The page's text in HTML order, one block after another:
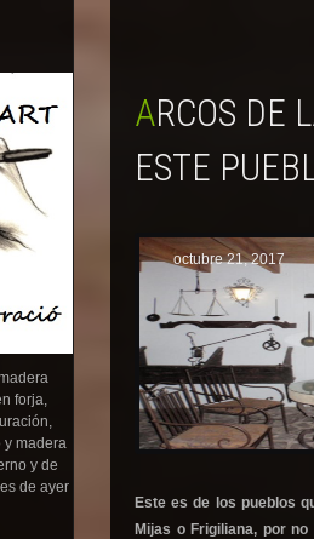
forja,
madera
y de
de ayer
ARCOS DE LA FRONTERA: POR QUÉ NOS GUSTA TANTO
ESTE
octubre 21, 2017
Este es de los pueblos
Mijas o Frigiliana, por